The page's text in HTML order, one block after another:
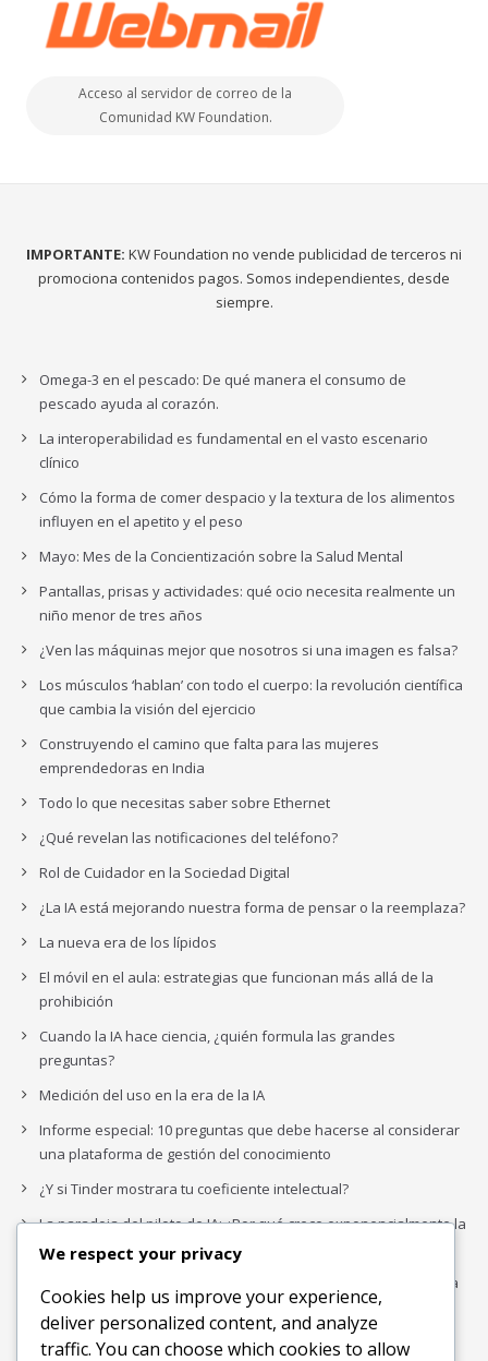
Acceso al servidor de correo de la
Comunidad KW Foundation.
IMPORTANTE: KW Foundation no vende publicidad de terceros ni
promociona contenidos pagos. Somos independientes, desde
siempre.
Omega-3 en el pescado: De qué manera el consumo de
pescado ayuda al corazón.
La interoperabilidad es fundamental en el vasto escenario
clínico
Cómo la forma de comer despacio y la textura de los alimentos
influyen en el apetito y el peso
Mayo: Mes de la Concientización sobre la Salud Mental
Pantallas, prisas y actividades: qué ocio necesita realmente un
niño menor de tres años
¿Ven las máquinas mejor que nosotros si una imagen es falsa?
Los músculos ‘hablan’ con todo el cuerpo: la revolución científica
que cambia la visión del ejercicio
Construyendo el camino que falta para las mujeres
emprendedoras en India
Todo lo que necesitas saber sobre Ethernet
¿Qué revelan las notificaciones del teléfono?
Rol de Cuidador en la Sociedad Digital
¿La IA está mejorando nuestra forma de pensar o la reemplaza?
La nueva era de los lípidos
El móvil en el aula: estrategias que funcionan más allá de la
prohibición
Cuando la IA hace ciencia, ¿quién formula las grandes
preguntas?
Medición del uso en la era de la IA
Informe especial: 10 preguntas que debe hacerse al considerar
una plataforma de gestión del conocimiento
¿Y si Tinder mostrara tu coeficiente intelectual?
La paradoja del piloto de IA: ¿Por qué crece exponencialmente la
complejidad de la IA empresarial?
Los organigramas de marketing se crearon para los canales. La
IA acaba de dejarlos obsoletos.
We respect your privacy
Cookies help us improve your experience,
deliver personalized content, and analyze
traffic. You can choose which cookies to allow